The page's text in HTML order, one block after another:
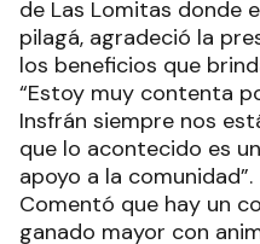
de Las Lomitas donde
pilagá, agradeció la
los beneficios que
“Estoy muy contenta
Insfrán siempre nos
que lo acontecido es
apoyo a la comunidad”.
Comentó que hay un
ganado mayor con